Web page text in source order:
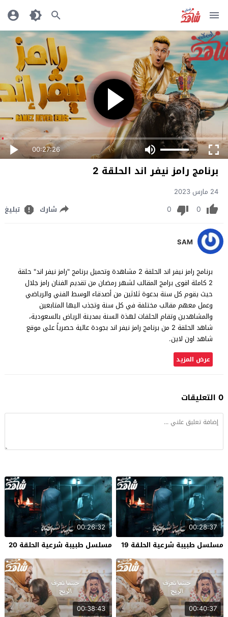
00:27:26
برنامج رامز نيفر اند الحلقة 2
24 مارس 2023
0
0 شارك تبليغ
SAM
برنامج رامز نيفر اند الحلقة 2 مشاهدة وتحميل برنامج "رامز نيفر اند" حلقة
2 كاملة اقوى برامج المقالب لشهر رمضان من تقديم الفنان رامز جلال
حيث يقوم كل سنة بدعوة ثلاثين من أصدقاء الوسط الفني والرياضي
وعمل معهم مقالب مختلفة في كل سنة وتجذب اليها المتابعين
والمشاهدين وتقام الحلقات لهذة السنة بمدينة الرياض بالسعودية،
شاهد الحلقة 2 من برنامج رامز نيفر اند بجودة عالية حصرياً على موقع
شاهد اون لاين.
عرض المزيد
0 التعليقات
00:28:37
مسلسل طبيبة شرعية الحلقة 19
00:26:32
مسلسل طبيبة شرعية الحلقة 20
00:40:37
00:38:43